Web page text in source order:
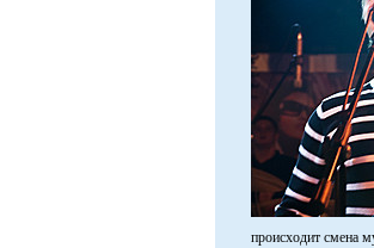
происходит смена